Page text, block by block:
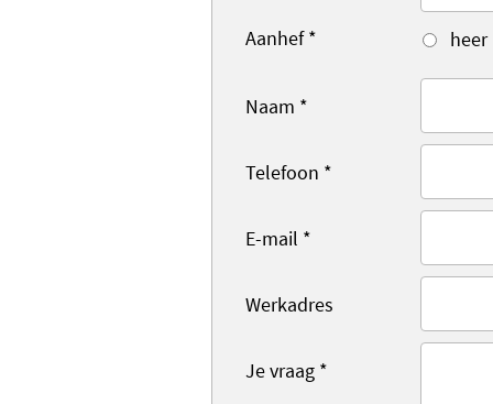
Aanhef* heer
Naam *
Telefoon *
E-mail *
Werkadres
Je vraag *